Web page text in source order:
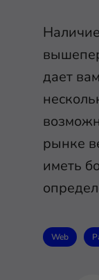
дает
рынке
иметь
Web